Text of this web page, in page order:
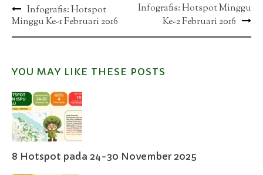
Post
navigation
Infografis: Hotspot
Minggu Ke-1 Februari 2016
Infografis: Hotspot Minggu
Ke-2 Februari 2016
YOU MAY LIKE THESE POSTS
8 Hotspot pada 24-30 November 2025